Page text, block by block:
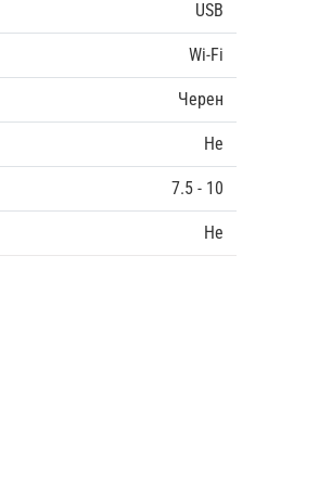
USB
Wi-Fi
Черен
Не
7.5 - 10
Не